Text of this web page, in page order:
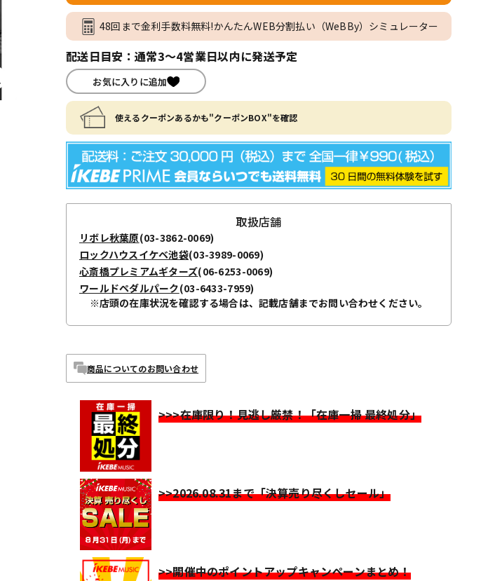
48回まで金利手数料無料!かんたんWEB分割払い（WeBBy）シミュレーター
配送日目安：通常3～4営業日以内に発送予定
お気に入りに追加
使えるクーポンあるかも"クーポンBOX"を確認
取扱店舗
リボレ秋葉原(03-3862-0069)
ロックハウスイケベ池袋(03-3989-0069)
心斎橋プレミアムギターズ(06-6253-0069)
ワールドペダルパーク(03-6433-7959)
※店頭の在庫状況を確認する場合は、記載店舗までお問い合わせください。
商品についてのお問い合わせ
>>>在庫限り！見逃し厳禁！「在庫一掃 最終処分」
>>2026.08.31まで「決算売り尽くしセール」
>>開催中のポイントアップキャンペーンまとめ！